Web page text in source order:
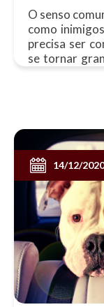
O senso
como
precisa ser
se tornar
14/12/2020